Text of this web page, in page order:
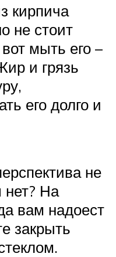
кирпича
не стоит
мыть его –
и грязь
его долго и
не
На
вам надоест
закрыть